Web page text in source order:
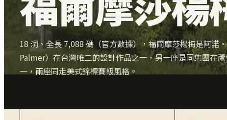
18 洞、全長 7,088 碼（官方數據），福爾摩莎楊梅是阿諾
Palmer）在台灣唯二的設計作品之一，另一座是同集團在
一，兩座同走美式錦標賽級風格。